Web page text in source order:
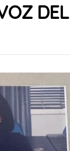
DEL